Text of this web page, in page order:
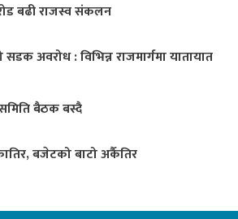
बढी राजस्व संकलन
सडक अवरोध : विभिन्न राजमार्गमा यातायात
बैठक बस्दै
बजेटको बाटो अर्कैतिर